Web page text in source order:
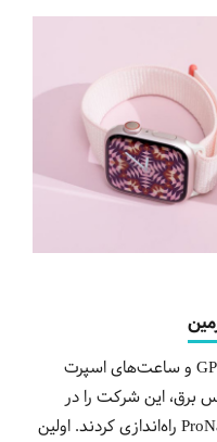
گارمین سازنده آمریکایی گیرنده‌های GPS و ساعت‌های اسپرت
برق، این شرکت را در
سال 1989 در لنکسا کانزاس با نام ProNav راه‌اندازی کردند. اولین